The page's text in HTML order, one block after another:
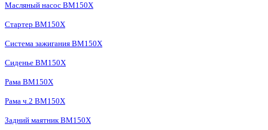
Масляный насос BM150X
Стартер BM150X
Система зажигания BM150X
Сиденье BM150X
Рама BM150X
Рама ч.2 BM150X
Задний маятник BM150X